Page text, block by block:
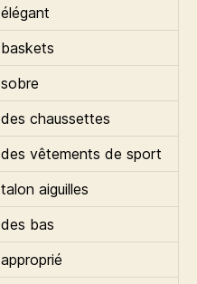
élégant
baskets
sobre
des chaussettes
des vêtements de sport
talon aiguilles
des bas
approprié